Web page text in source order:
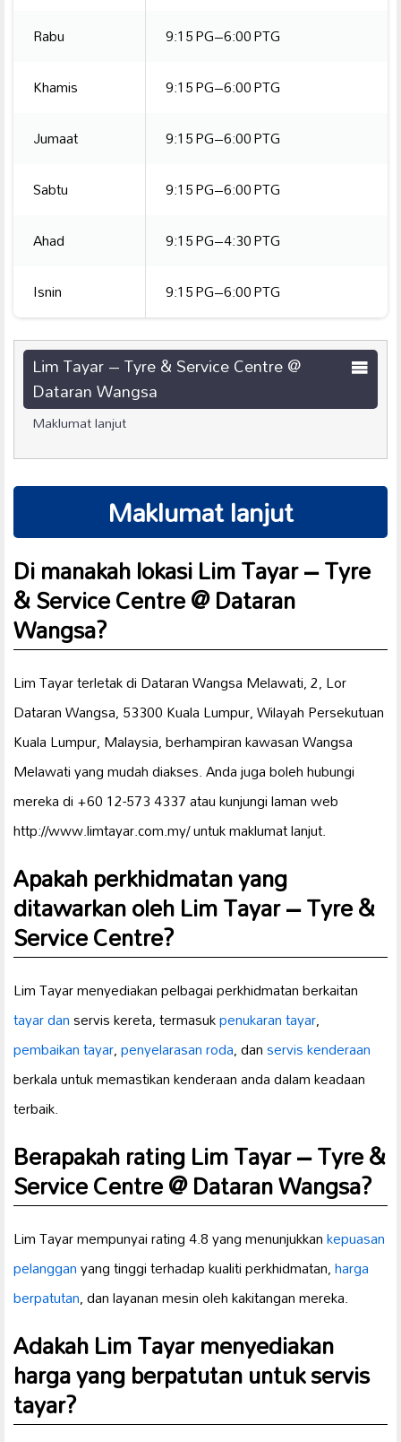
Rabu
9:15 PG–6:00 PTG
Khamis
9:15 PG–6:00 PTG
Jumaat
9:15 PG–6:00 PTG
Sabtu
9:15 PG–6:00 PTG
Ahad
9:15 PG–4:30 PTG
Isnin
9:15 PG–6:00 PTG
Lim Tayar – Tyre & Service Centre @
Dataran Wangsa
Maklumat lanjut
Maklumat lanjut
Di manakah lokasi Lim Tayar – Tyre
& Service Centre @ Dataran
Wangsa?
Lim Tayar terletak di Dataran Wangsa Melawati, 2, Lor
Dataran Wangsa, 53300 Kuala Lumpur, Wilayah Persekutuan
Kuala Lumpur, Malaysia, berhampiran kawasan Wangsa
Melawati yang mudah diakses. Anda juga boleh hubungi
mereka di +60 12-573 4337 atau kunjungi laman web
http://www.limtayar.com.my/ untuk maklumat lanjut.
Apakah perkhidmatan yang
ditawarkan oleh Lim Tayar – Tyre &
Service Centre?
Lim Tayar menyediakan pelbagai perkhidmatan berkaitan
tayar danservis kereta, termasukpenukaran tayar,
pembaikan tayar,penyelarasan roda, danservis kenderaan
berkala untuk memastikan kenderaan anda dalam keadaan
terbaik.
Berapakah rating Lim Tayar – Tyre &
Service Centre @ Dataran Wangsa?
Lim Tayar mempunyai rating 4.8 yang menunjukkankepuasan
pelangganyang tinggi terhadap kualiti perkhidmatan,harga
berpatutan, dan layanan mesin oleh kakitangan mereka.
Adakah Lim Tayar menyediakan
harga yang berpatutan untuk servis
tayar?